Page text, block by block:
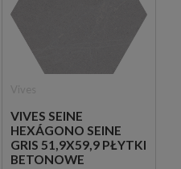
VIVES SEINE
HEXÁGONO SEINE
GRIS 51,9X59,9 PŁYTKI
BETONOWE